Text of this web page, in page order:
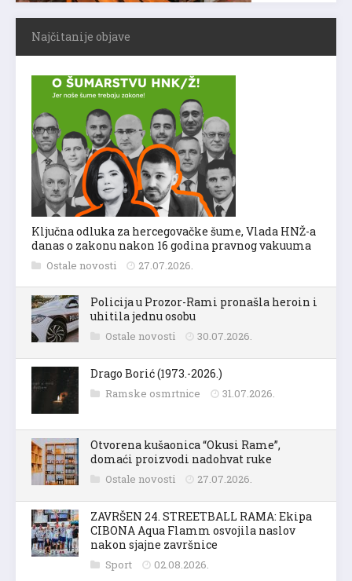
Najčitanije objave
Ključna odluka za hercegovačke šume, Vlada HNŽ-a
danas o zakonu nakon 16 godina pravnog vakuuma
Ostale novosti 27.07.2026.
Policija u Prozor-Rami pronašla heroin i
uhitila jednu osobu
Ostale novosti 30.07.2026.
Drago Borić (1973.-2026.)
Ramske osmrtnice 31.07.2026.
Otvorena kušaonica “Okusi Rame”,
domaći proizvodi nadohvat ruke
Ostale novosti 27.07.2026.
ZAVRŠEN 24. STREETBALL RAMA: Ekipa
CIBONA Aqua Flamm osvojila naslov
nakon sjajne završnice
Sport 02.08.2026.